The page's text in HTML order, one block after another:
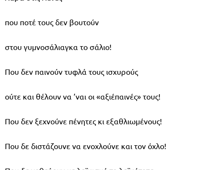
που ποτέ τους δεν βουτούν
στου γυμνοσάλιαγκα το σάλιο!
Που δεν παινούν τυφλά τους ισχυρούς
ούτε και θέλουν να ’ναι οι «αξιέπαινές» τους!
Που δεν ξεχνούνε πένητες κι εξαθλιωμένους!
Που δε διστάζουνε να ενοχλούνε και τον όχλο!